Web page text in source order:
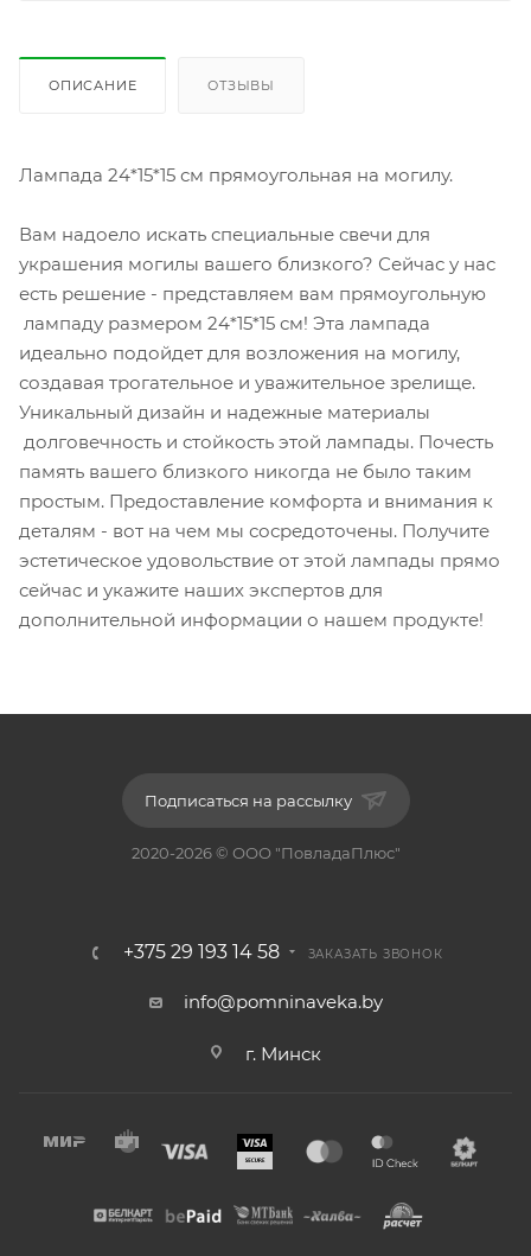
ОПИСАНИЕ ОТЗЫВЫ
Лампада 24*15*15 см прямоугольная на могилу.
Вам надоело искать специальные свечи для
украшения могилы вашего близкого? Сейчас у нас
есть решение - представляем вам прямоугольную
лампаду размером 24*15*15 см! Эта лампада
идеально подойдет для возложения на могилу,
создавая трогательное и уважительное зрелище.
Уникальный дизайн и надежные материалы
долговечность и стойкость этой лампады. Почесть
память вашего близкого никогда не было таким
простым. Предоставление комфорта и внимания к
деталям - вот на чем мы сосредоточены. Получите
эстетическое удовольствие от этой лампады прямо
сейчас и укажите наших экспертов для
дополнительной информации о нашем продукте!
Подписаться на рассылку
2020-2026 © ООО "ПовладаПлюс"
+375 29 193 14 58 ЗАКАЗАТЬ ЗВОНОК
info@pomninaveka.by
г. Минск